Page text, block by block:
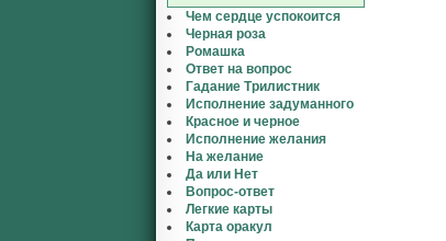
Чем сердце успокоится
Черная роза
Ромашка
Ответ на вопрос
Гадание Трилистник
Исполнение задуманного
Красное и черное
Исполнение желания
На желание
Да или Нет
Вопрос-ответ
Легкие карты
Карта оракул